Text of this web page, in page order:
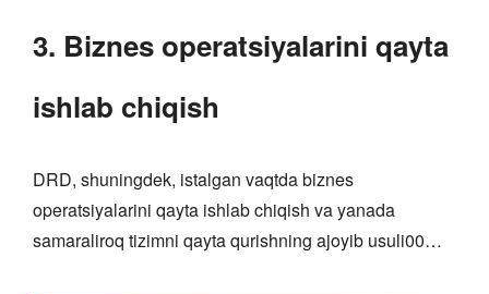
3. Biznes operatsiyalarini qayta
ishlab chiqish
DRD, shuningdek, istalgan vaqtda biznes
operatsiyalarini qayta ishlab chiqish va yanada
samaraliroq tizimni qayta qurishning ajoyib usuli00…